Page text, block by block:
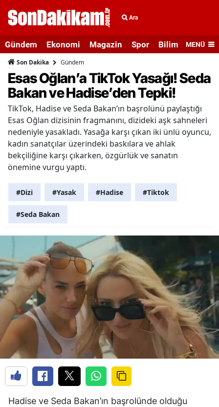
Ara
Gündem Ekonomi Magazin Spor Bilim veMENÜ
Son Dakika Gündem
Esas Oğlan’a TikTok Yasağı! Seda
Bakan ve Hadise’den Tepki!
TikTok, Hadise ve Seda Bakan’ın başrolünü paylaştığı
Esas Oğlan dizisinin fragmanını, dizideki aşk sahneleri
nedeniyle yasakladı. Yasağa karşı çıkan iki ünlü oyuncu,
kadın sanatçılar üzerindeki baskılara ve ahlak
bekçiliğine karşı çıkarken, özgürlük ve sanatın
önemine vurgu yaptı.
#Dizi #Yasak #Hadise #Tiktok
#Seda Bakan
Hadise ve Seda Bakan’ın başrolünde olduğu